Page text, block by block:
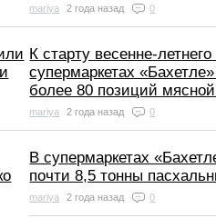
mariya 2 года назад 0
К старту весенне-
супермаркетах
более 80 позиций
mariya 2 года назад 0
В супермаркетах
почти 8,5 тонны
mariya 2 года назад 0